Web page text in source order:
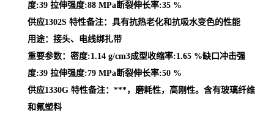
度:39 拉伸强度:88 MPa断裂伸长率:35 %
供应1302S 特性备注：具有抗热老化和抗吸水变色的性能
用途：接头、电线绑扎带
重要参数：密度:1.14 g/cm3成型收缩率:1.65 %缺口冲击强
度:39 拉伸强度:79 MPa断裂伸长率:50 %
供应1330G 特性备注：***，磨耗性，高刚性。含有玻璃纤维
和氟塑料